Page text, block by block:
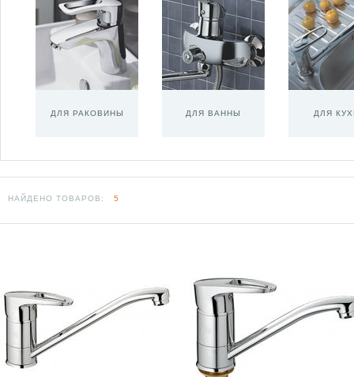
ДЛЯ РАКОВИНЫ ДЛЯ ВАННЫ ДЛЯ
НАЙДЕНО ТОВАРОВ: 5